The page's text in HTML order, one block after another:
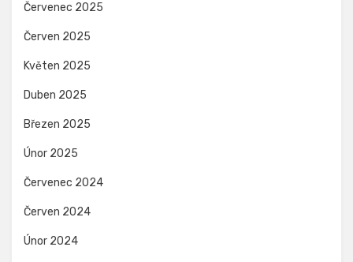
Červenec 2025
Červen 2025
Květen 2025
Duben 2025
Březen 2025
Únor 2025
Červenec 2024
Červen 2024
Únor 2024